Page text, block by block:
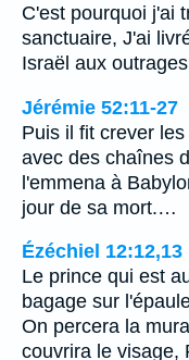
C'est pourquoi j'ai
sanctuaire, J'ai
Israël aux
Jérémie 52:11-27
Puis il fit crever
avec des chaînes
l'emmena à
jour de sa mort.…
Ézéchiel 12:12,13
Le prince qui est
bagage sur
On percera la
couvrira le visage,